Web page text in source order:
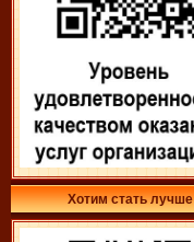
Хотим стать лучше